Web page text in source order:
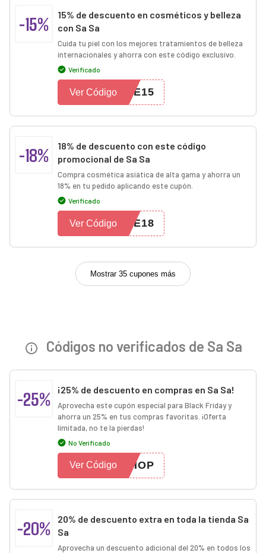
-15%
15% de descuento en cosméticos y belleza
con Sa Sa
Cuida tu piel con los mejores tratamientos de belleza
internacionales y ahorra con este código exclusivo.
Verificado
VE15
Ver Código
-18%
18% de descuento con este código
promocional de Sa Sa
Compra cosmética asiática de alta gama y ahorra un
18% en tu pedido aplicando este cupón.
Verificado
VE18
Ver Código
Mostrar 35 cupones más
Códigos no verificados de Sa Sa
-25% ¡25% de descuento en compras en Sa Sa!
Aprovecha este cupón especial para Black Friday y
ahorra un 25% en tus compras favoritas. ¡Oferta
limitada, no te la pierdas!
No Verificado
SHOP
Ver Código
-20%
20% de descuento extra en toda la tienda Sa
Sa
Aprovecha un descuento adicional del 20% en todos los